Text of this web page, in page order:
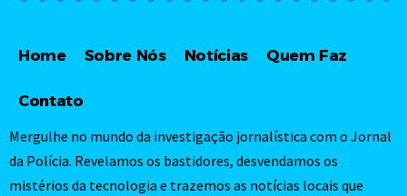
Home Sobre Nós Notícias Quem Faz
Contato
Mergulhe no mundo da investigação jornalística com o Jornal
da Polícia. Revelamos os bastidores, desvendamos os
mistérios da tecnologia e trazemos as notícias locais que